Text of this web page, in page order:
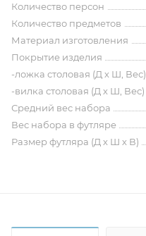
Количество персон
Количество предметов
Материал изготовления
Покрытие изделия
-ложка столовая (Д х Ш, Вес)
-вилка столовая (Д х Ш, Вес)
Средний вес набора
Вес набора в футляре
Размер футляра (Д х Ш х В)